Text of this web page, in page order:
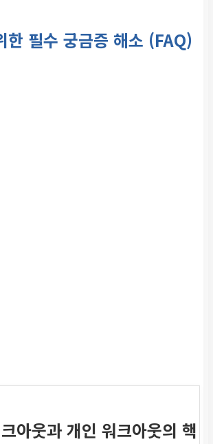
한 필수 궁금증 해소 (FAQ)
아웃과 개인 워크아웃의 핵